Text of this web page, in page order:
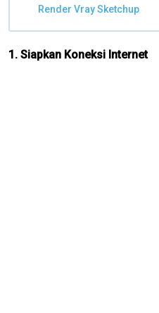
Render Vray Sketchup
1. Siapkan Koneksi Internet